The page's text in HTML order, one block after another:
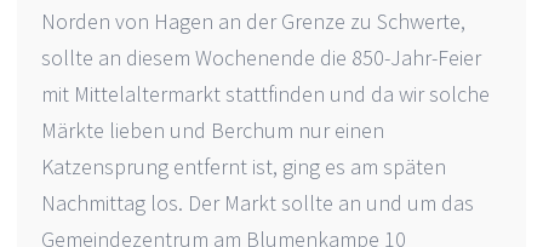
Norden von Hagen an der Grenze zu Schwerte,
sollte an diesem Wochenende die 850-Jahr-Feier
mit Mittelaltermarkt stattfinden und da wir solche
Märkte lieben und Berchum nur einen
Katzensprung entfernt ist, ging es am späten
Nachmittag los. Der Markt sollte an und um das
Gemeindezentrum am Blumenkampe 10